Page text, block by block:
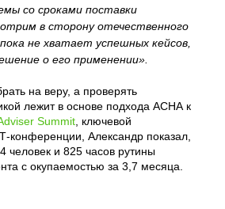
со сроками поставки
в сторону отечественного
не хватает успешных кейсов,
о его применении».
на веру, а проверять
лежит в основе подхода АСНА к
Summit , ключевой
конференции, Александр показал,
человек и 825 часов рутины
с окупаемостью за 3,7 месяца.